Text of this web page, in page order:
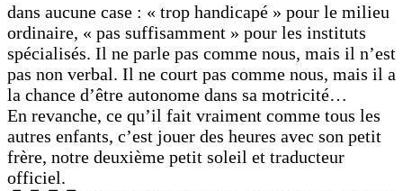
dans aucune case : « trop handicapé » pour le milieu
ordinaire, « pas suffisamment » pour les instituts
spécialisés. Il ne parle pas comme nous, mais il n’est
pas non verbal. Il ne court pas comme nous, mais il a
la chance d’être autonome dans sa motricité…
En revanche, ce qu’il fait vraiment comme tous les
autres enfants, c’est jouer des heures avec son petit
frère, notre deuxième petit soleil et traducteur
officiel.